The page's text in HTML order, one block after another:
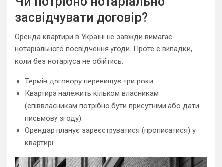
засвідчувати договір?
Оренда квартири в Україні не завжди вимагає
нотаріального посвідчення угоди. Проте є випадки,
коли без нотаріуса не обійтись:
Термін договору перевищує три роки.
Квартира належить кільком власникам
(співвласникам потрібно бути присутніми або дати
письмову згоду).
Орендар планує зареєструватися (прописатися) у
квартирі.